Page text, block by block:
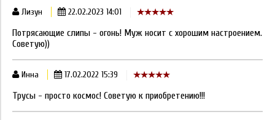
Лизун 22.02.2023 14:01
Потрясающие слипы - огонь! Муж носит с хорошим настроением.
Советую))
Инна 17.02.2022 15:39
Трусы - просто космос! Советую к приобретению!!!